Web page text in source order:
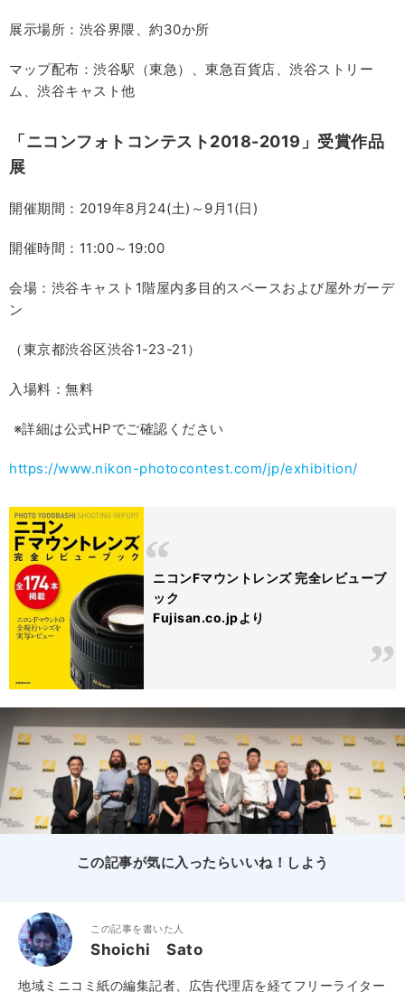
展示場所：渋谷界隈、約30か所
マップ配布：渋谷駅（東急）、東急百貨店、渋谷ストリー
ム、渋谷キャスト他
「ニコンフォトコンテスト2018-2019」受賞作品
展
開催期間：2019年8月24(土)～9月1(日)
開催時間：11:00～19:00
会場：渋谷キャスト1階屋内多目的スペースおよび屋外ガーデ
ン
（東京都渋谷区渋谷1-23-21）
入場料：無料
※詳細は公式HPでご確認ください
https://www.nikon-photocontest.com/jp/exhibition/
ニコンFマウントレンズ 完全レビューブ
ック
Fujisan.co.jpより
この記事が気に入ったらいいね！しよう
この記事を書いた人
Shoichi Sato
地域ミニコミ紙の編集記者、広告代理店を経てフリーライター